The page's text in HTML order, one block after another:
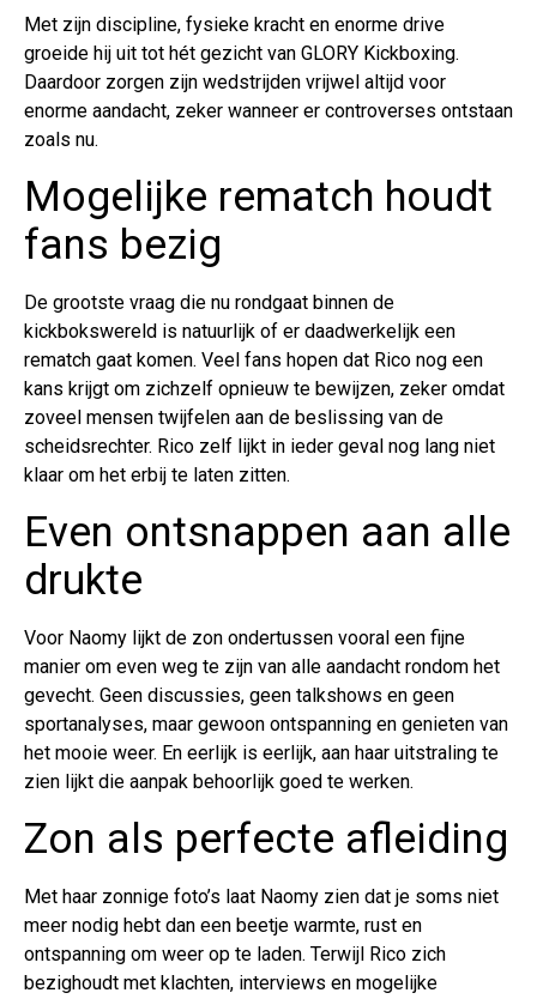
Met zijn discipline, fysieke kracht en enorme drive
groeide hij uit tot hét gezicht van GLORY Kickboxing.
Daardoor zorgen zijn wedstrijden vrijwel altijd voor
enorme aandacht, zeker wanneer er controverses ontstaan
zoals nu.
Mogelijke rematch houdt
fans bezig
De grootste vraag die nu rondgaat binnen de
kickbokswereld is natuurlijk of er daadwerkelijk een
rematch gaat komen. Veel fans hopen dat Rico nog een
kans krijgt om zichzelf opnieuw te bewijzen, zeker omdat
zoveel mensen twijfelen aan de beslissing van de
scheidsrechter. Rico zelf lijkt in ieder geval nog lang niet
klaar om het erbij te laten zitten.
Even ontsnappen aan alle
drukte
Voor Naomy lijkt de zon ondertussen vooral een fijne
manier om even weg te zijn van alle aandacht rondom het
gevecht. Geen discussies, geen talkshows en geen
sportanalyses, maar gewoon ontspanning en genieten van
het mooie weer. En eerlijk is eerlijk, aan haar uitstraling te
zien lijkt die aanpak behoorlijk goed te werken.
Zon als perfecte afleiding
Met haar zonnige foto’s laat Naomy zien dat je soms niet
meer nodig hebt dan een beetje warmte, rust en
ontspanning om weer op te laden. Terwijl Rico zich
bezighoudt met klachten, interviews en mogelijke